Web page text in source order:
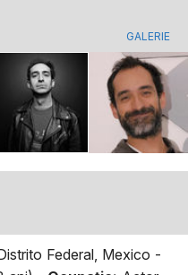
GALERIE
Federal, Mexico -